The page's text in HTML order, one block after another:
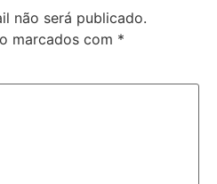
não será publicado.
marcados com *